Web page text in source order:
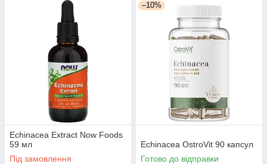
Echinacea Extract Now Foods
59 мл
Під замовлення
–10%
Echinacea OstroVit 90 капсул
Готово до відправки